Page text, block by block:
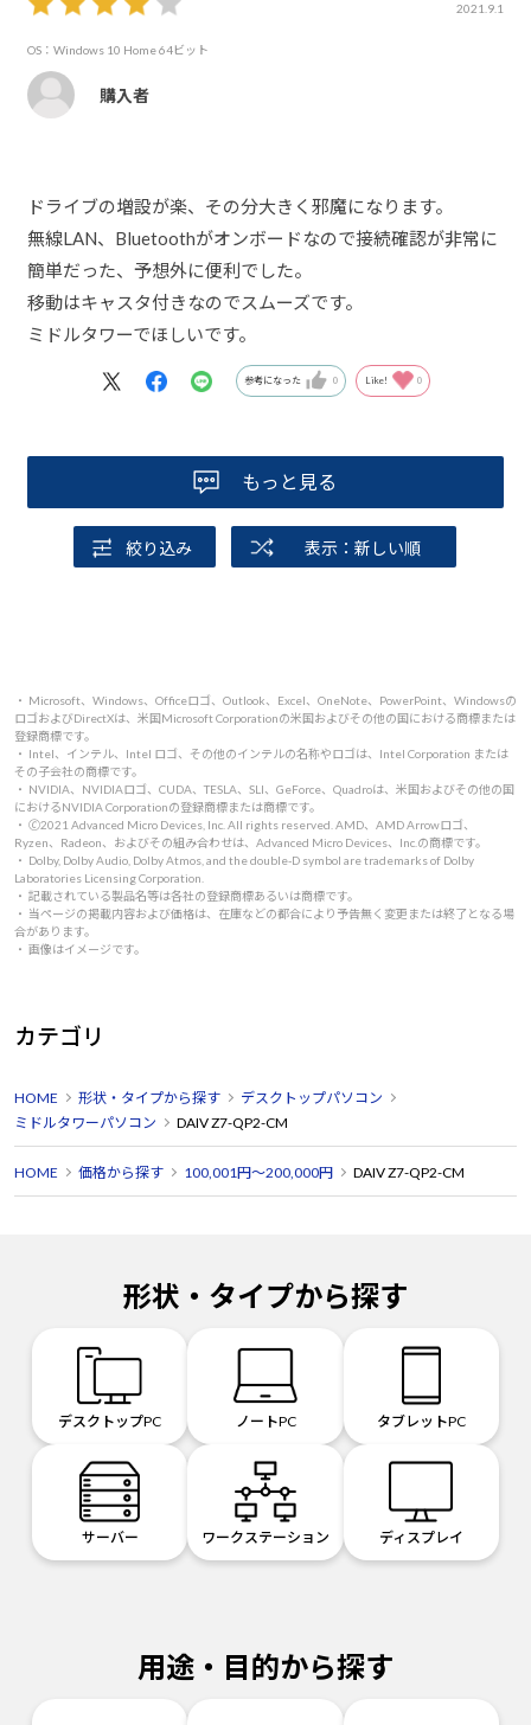
2021.9.1
OS：Windows 10 Home 64ビット
購入者
ドライブの増設が楽、その分大きく邪魔になります。
無線LAN、Bluetoothがオンボードなので接続確認が非常に
簡単だった、予想外に便利でした。
移動はキャスタ付きなのでスムーズです。
ミドルタワーでほしいです。
参考になった 0 Like! 0
もっと見る
絞り込み 表示：新しい順
・ Microsoft、Windows、Officeロゴ、Outlook、Excel、OneNote、PowerPoint、Windowsの
ロゴおよびDirectXは、米国Microsoft Corporationの米国およびその他の国における商標または
登録商標です。
・ Intel、インテル、Intel ロゴ、その他のインテルの名称やロゴは、Intel Corporation または
その子会社の商標です。
・ NVIDIA、NVIDIAロゴ、CUDA、TESLA、SLI、GeForce、Quadroは、米国およびその他の国
におけるNVIDIA Corporationの登録商標または商標です。
・ 🄫2021 Advanced Micro Devices, Inc. All rights reserved. AMD、AMD Arrowロゴ、
Ryzen、Radeon、およびその組み合わせは、Advanced Micro Devices、Inc.の商標です。
・ Dolby, Dolby Audio, Dolby Atmos, and the double-D symbol are trademarks of Dolby
Laboratories Licensing Corporation.
・ 記載されている製品名等は各社の登録商標あるいは商標です。
・ 当ページの掲載内容および価格は、在庫などの都合により予告無く変更または終了となる場
合があります。
・ 画像はイメージです。
カテゴリ
HOME 形状・タイプから探す
デスクトップパソコン
ミドルタワーパソコン
DAIV Z7-QP2-CM
HOME 価格から探す 100,001円～200,000円 DAIV Z7-QP2-CM
形状・タイプから探す
デスクトップPC ノートPC タブレットPC
サーバー ワークステーション ディスプレイ
用途・目的から探す